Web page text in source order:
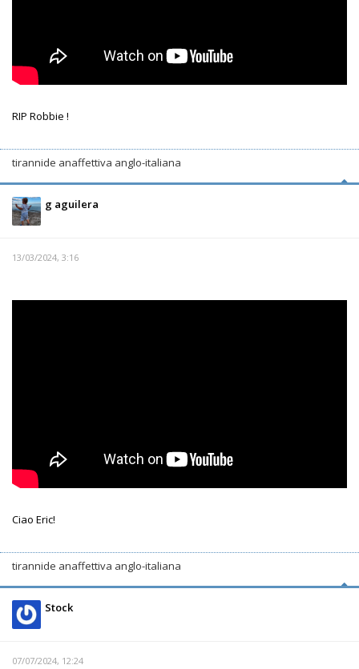
RIP Robbie !
tirannide anaffettiva anglo-italiana
g aguilera
13/03/2024, 3:16
Ciao Eric!
tirannide anaffettiva anglo-italiana
Stock
07/07/2024, 12:24